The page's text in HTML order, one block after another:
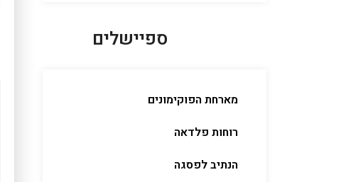
ספיישלים
מארחת הפוקימונים
רוחות פלדאה
הנתיב לפסגה